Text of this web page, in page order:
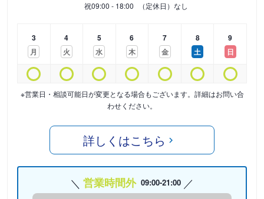
祝09:00 - 18:00 （定休日）なし
3
月
4
火
5
水
6
木
7
金
8
土
9
日
※営業日・相談可能日が変更となる場合もございます。詳細はお問い合
わせください。
詳しくはこちら
営業時間外 09:00-21:00